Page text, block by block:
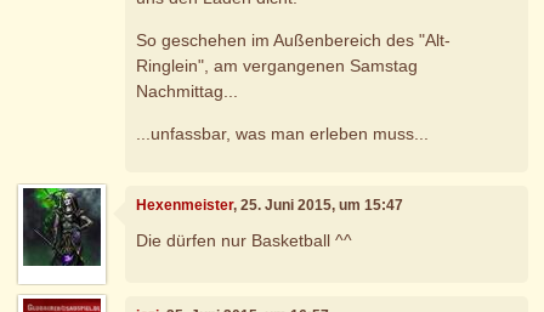
So geschehen im Außenbereich des "Alt-
Ringlein", am vergangenen Samstag
Nachmittag...
...unfassbar, was man erleben muss...
Hexenmeister, 25. Juni 2015, um 15:47
Die dürfen nur Basketball ^^